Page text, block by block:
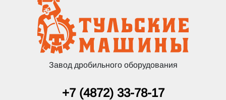
Завод дробильного оборудования
+7 (4872) 33-78-17